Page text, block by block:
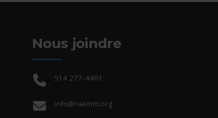
Nous joindre
Téléphone :
514 277-4401
Courriel :
info@raamm.org